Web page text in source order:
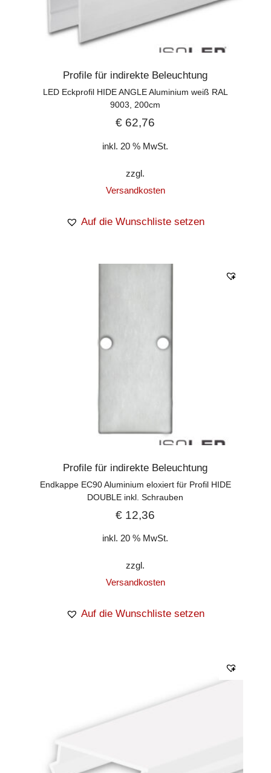
Profile für indirekte Beleuchtung
LED Eckprofil HIDE ANGLE Aluminium weiß RAL
9003, 200cm
€ 62,76
inkl. 20 % MwSt.
zzgl.
Versandkosten
Auf die Wunschliste setzen
Profile für indirekte Beleuchtung
Endkappe EC90 Aluminium eloxiert für Profil HIDE
DOUBLE inkl. Schrauben
€ 12,36
inkl. 20 % MwSt.
zzgl.
Versandkosten
Auf die Wunschliste setzen